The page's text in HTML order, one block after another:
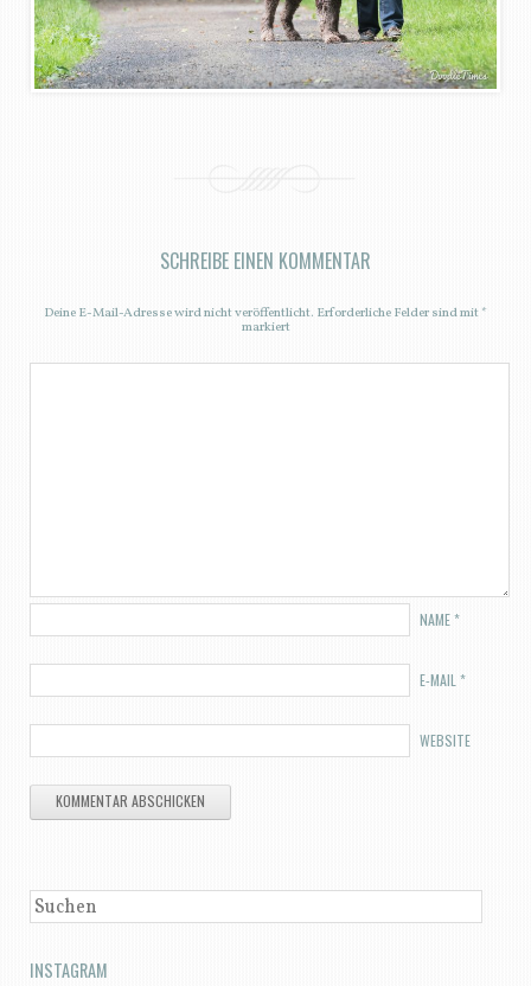
SCHREIBE EINEN KOMMENTAR
Deine E-Mail-Adresse wird nicht veröffentlicht. Erforderliche Felder sind mit*
markiert
NAME*
E-MAIL *
WEBSITE
SUCHEN
INSTAGRAM